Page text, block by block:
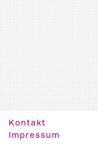
Kontakt
Impressum